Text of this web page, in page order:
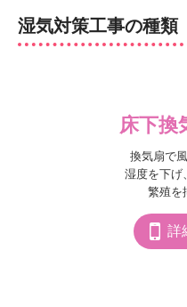
湿気対策工事の種類
床下換
換気扇で
湿度を下げ
繁殖を
詳